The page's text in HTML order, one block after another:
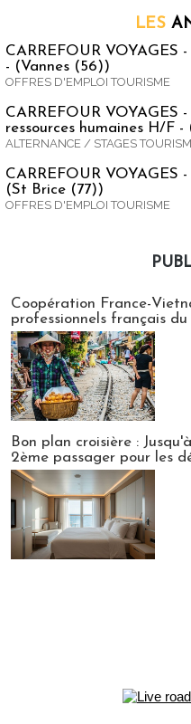
LES
CARREFOUR VOYAGES
- (Vannes (56))
OFFRES D'EMPLOI TOURISME
CARREFOUR
ressources humaines H/F
ALTERNANCE / STAGES
CARREFOUR VOYAGES
(St Brice (77))
OFFRES D'EMPLOI TOURISME
Coopération France-
professionnels français
Bon plan croisière :
2ème passager pour les